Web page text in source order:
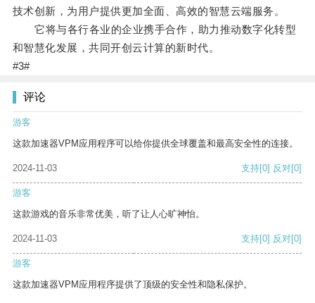
技术创新，为用户提供更加全面、高效的智慧云端服务。
它将与各行各业的企业携手合作，助力推动数字化转型
和智慧化发展，共同开创云计算的新时代。
#3#
评论
游客
这款加速器VPM应用程序可以给你提供全球覆盖和最高安全性的连接。
2024-11-03 支持[0] 反对[0]
游客
这款游戏的音乐非常优美，听了让人心旷神怡。
2024-11-03 支持[0] 反对[0]
游客
这款加速器VPM应用程序提供了顶级的安全性和隐私保护。